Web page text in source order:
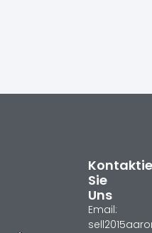
Sie
Uns
Email: